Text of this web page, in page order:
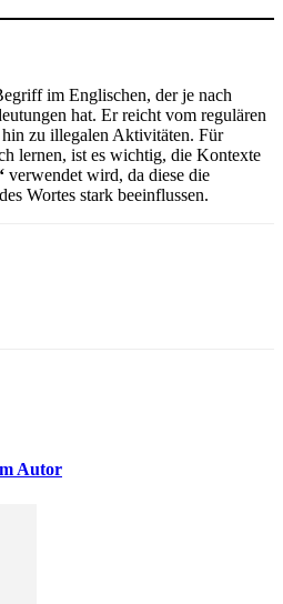
im Englischen, der je nach
hat. Er reicht vom regulären
zu illegalen Aktivitäten. Für
lernen, ist es wichtig, die Kontexte
verwendet wird, da diese die
Wortes stark beeinflussen.
Autor